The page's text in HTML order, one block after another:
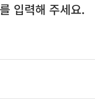
입력해 주세요.